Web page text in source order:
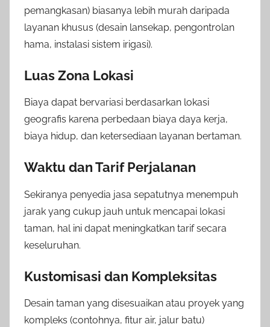
pemangkasan) biasanya lebih murah daripada
layanan khusus (desain lansekap, pengontrolan
hama, instalasi sistem irigasi).
Luas Zona Lokasi
Biaya dapat bervariasi berdasarkan lokasi
geografis karena perbedaan biaya daya kerja,
biaya hidup, dan ketersediaan layanan bertaman.
Waktu dan Tarif Perjalanan
Sekiranya penyedia jasa sepatutnya menempuh
jarak yang cukup jauh untuk mencapai lokasi
taman, hal ini dapat meningkatkan tarif secara
keseluruhan.
Kustomisasi dan Kompleksitas
Desain taman yang disesuaikan atau proyek yang
kompleks (contohnya, fitur air, jalur batu)